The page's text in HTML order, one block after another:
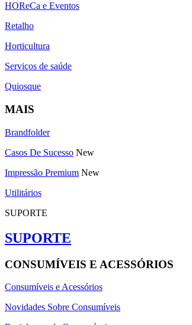
HOReCa e Eventos
Retalho
Horticultura
Serviços de saúde
Quiosque
MAIS
Brandfolder
Casos De Sucesso New
Impressão Premium New
Utilitários
SUPORTE
SUPORTE
CONSUMÍVEIS E ACESSÓRIOS
Consumíveis e Acessórios
Novidades Sobre Consumíveis